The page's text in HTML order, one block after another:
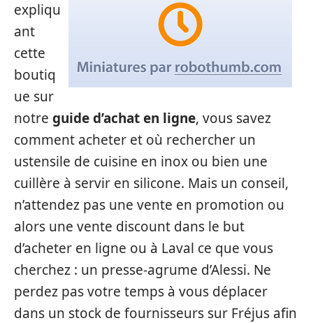
expliqu
ant
cette
boutiq
ue sur
notre guide d’achat en ligne, vous savez
comment acheter et où rechercher un
ustensile de cuisine en inox ou bien une
cuillère à servir en silicone. Mais un conseil,
n’attendez pas une vente en promotion ou
alors une vente discount dans le but
d’acheter en ligne ou à Laval ce que vous
cherchez : un presse-agrume d’Alessi. Ne
perdez pas votre temps à vous déplacer
dans un stock de fournisseurs sur Fréjus afin